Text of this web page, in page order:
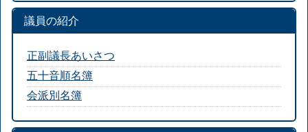
議員の紹介
正副議長あいさつ
五十音順名簿
会派別名簿